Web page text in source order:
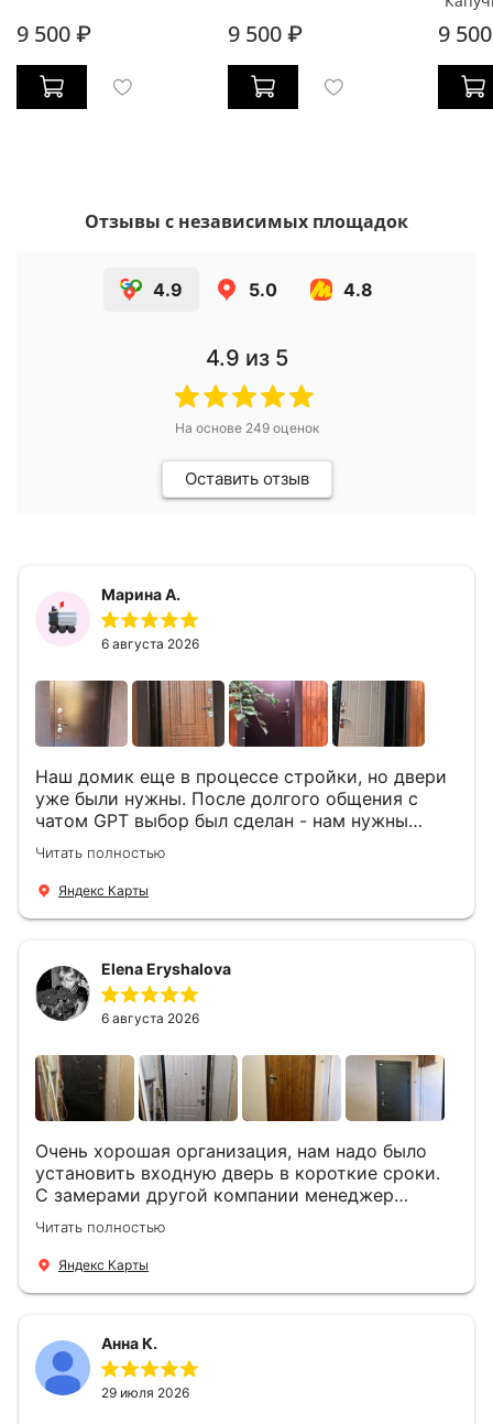
9 500 ₽ 9 500 ₽ 9
Отзывы с независимых площадок
4.9 5.0 4.8
4.9 из 5
На основе 249оценок
Оставить отзыв
Марина А.
6 августа 2026
Наш домик еще в процессе стройки, но двери
уже были нужны. После долгого общения с
чатом GPT выбор был сделан - нам нужны
двери Аргус Термо Композит, которые нашлись
в компании ДвериОпт . Менеджер Филипп
ответил на все вопросы, посчитал стоимость и
установили две двери, ответили на все
вопросы . Выполненной работой мы довольны.
Огромная всем благодарность!
Читать полностью
Яндекс Карты
Elena Eryshalova
6 августа 2026
Очень хорошая организация, нам надо было
установить входную дверь в короткие сроки.
С замерами другой компании менеджер
компании Филлип, быстро предоставил нам
варианты дверей, монтаж тоже был очень
четкий, позвонили, согласовали и установили
Читать полностью
Яндекс Карты
Анна К.
29 июля 2026